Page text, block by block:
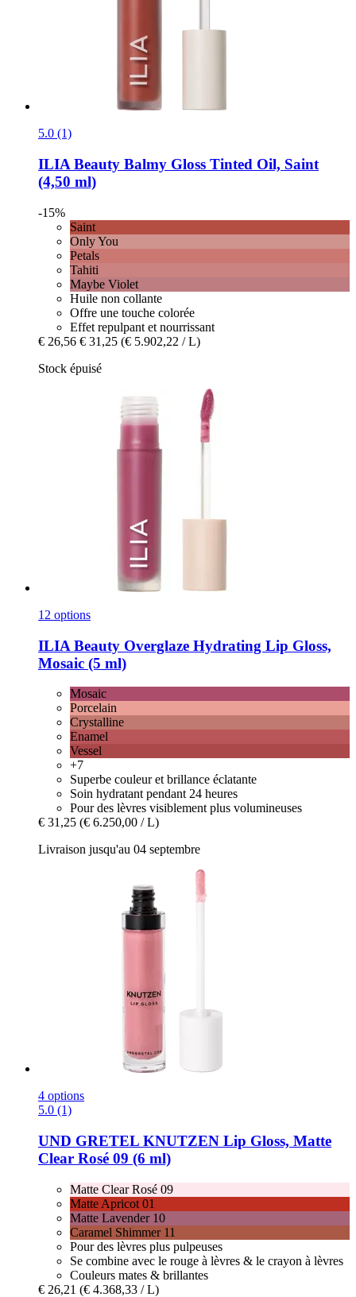
5.0 (1)
ILIA Beauty Balmy Gloss Tinted Oil, Saint
(4,50 ml)
-15%
Saint
Only You
Petals
Tahiti
Maybe Violet
Huile non collante
Offre une touche colorée
Effet repulpant et nourrissant
€ 26,56 € 31,25 (€ 5.902,22 / L)
Stock épuisé
12 options
ILIA Beauty Overglaze Hydrating Lip Gloss,
Mosaic (5 ml)
Mosaic
Porcelain
Crystalline
Enamel
Vessel
+7
Superbe couleur et brillance éclatante
Soin hydratant pendant 24 heures
Pour des lèvres visiblement plus volumineuses
€ 31,25 (€ 6.250,00 / L)
Livraison jusqu'au 04 septembre
4 options
5.0 (1)
UND GRETEL KNUTZEN Lip Gloss, Matte
Clear Rosé 09 (6 ml)
Matte Clear Rosé 09
Matte Apricot 01
Matte Lavender 10
Caramel Shimmer 11
Pour des lèvres plus pulpeuses
Se combine avec le rouge à lèvres & le crayon à lèvres
Couleurs mates & brillantes
€ 26,21 (€ 4.368,33 / L)